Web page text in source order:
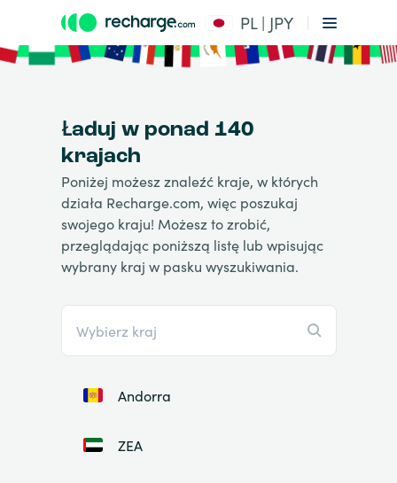
PL | JPY
Ładuj w ponad 140
krajach
Poniżej możesz znaleźć kraje, w których
działa Recharge.com, więc poszukaj
swojego kraju! Możesz to zrobić,
przeglądając poniższą listę lub wpisując
wybrany kraj w pasku wyszukiwania.
Andorra
ZEA